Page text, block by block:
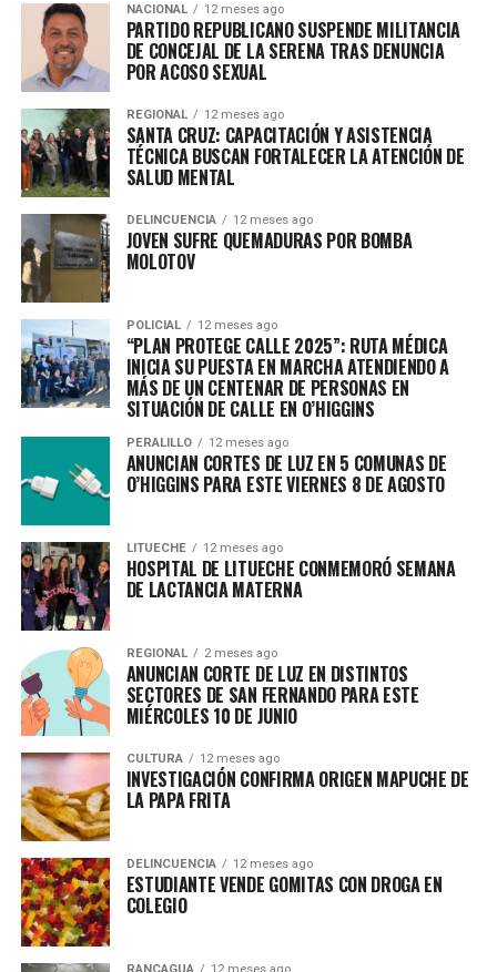
NACIONAL 12 meses ago
PARTIDO REPUBLICANO SUSPENDE MILITANCIA
DE CONCEJAL DE LA SERENA TRAS DENUNCIA
POR ACOSO SEXUAL
REGIONAL 12 meses ago
SANTA CRUZ: CAPACITACIÓN Y ASISTENCIA
TÉCNICA BUSCAN FORTALECER LA ATENCIÓN DE
SALUD MENTAL
DELINCUENCIA 12 meses ago
JOVEN SUFRE QUEMADURAS POR BOMBA
MOLOTOV
POLICIAL 12 meses ago
“PLAN PROTEGE CALLE 2025”: RUTA MÉDICA
INICIA SU PUESTA EN MARCHA ATENDIENDO A
MÁS DE UN CENTENAR DE PERSONAS EN
SITUACIÓN DE CALLE EN O’HIGGINS
PERALILLO 12 meses ago
ANUNCIAN CORTES DE LUZ EN 5 COMUNAS DE
O’HIGGINS PARA ESTE VIERNES 8 DE AGOSTO
LITUECHE 12 meses ago
HOSPITAL DE LITUECHE CONMEMORÓ SEMANA
DE LACTANCIA MATERNA
REGIONAL 2 meses ago
ANUNCIAN CORTE DE LUZ EN DISTINTOS
SECTORES DE SAN FERNANDO PARA ESTE
MIÉRCOLES 10 DE JUNIO
CULTURA 12 meses ago
INVESTIGACIÓN CONFIRMA ORIGEN MAPUCHE DE
LA PAPA FRITA
DELINCUENCIA 12 meses ago
ESTUDIANTE VENDE GOMITAS CON DROGA EN
COLEGIO